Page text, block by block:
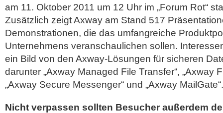
am 11. Oktober 2011 um 12 Uhr im „Forum Rot“
Zusätzlich zeigt Axway am Stand 517
Demonstrationen, die das umfangreiche
Unternehmens veranschaulichen sollen.
ein Bild von den Axway-Lösungen für sicheren
darunter „Axway Managed File Transfer“, „Axway
„Axway Secure Messenger“ und „Axway MailGate“.
Nicht verpassen sollten Besucher außerdem